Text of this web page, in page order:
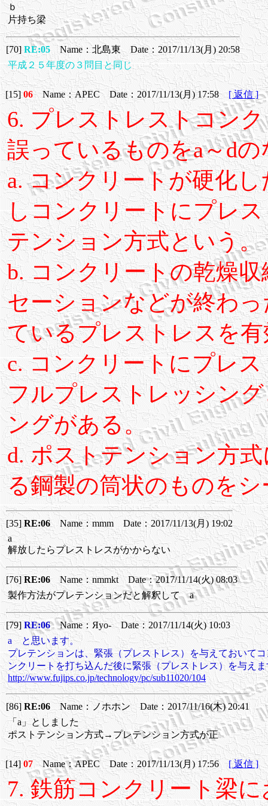
ｂ
片持ち梁
[70]RE:05Name：北島東 Date：2017/11/13(月) 20:58
平成２５年度の３問目と同じ
[15]06Name：APEC Date：2017/11/13(月) 17:58[ 返信 ]
6. プレストレストコン
誤っているものをa～d
a. コンクリートが硬化
しコンクリートにプレ
テンション方式という。
b. コンクリートの乾燥
セーションなどが終わ
ているプレストレスを
c. コンクリートにプレ
フルプレストレッシン
ングがある。
d. ポストテンション方
る鋼製の筒状のものを
[35]RE:06Name：mmm Date：2017/11/13(月) 19:02
a
解放したらプレストレスがかからない
[76]RE:06Name：nmmkt Date：2017/11/14(火) 08:03
製作方法がプレテンションだと解釈して a
[79] RE:06Name：Яyo- Date：2017/11/14(火) 10:03
a と思います。
プレテンションは、緊張（プレストレス）を与えておいて
ンクリートを打ち込んだ後に緊張（プレストレス）を与え
http://www.fujips.co.jp/technology/pc/sub11020/104
[86] RE:06 Name：ノホホン Date：2017/11/16(木) 20:41
「a」としました
ポストテンション方式→プレテンション方式が正
[14]07 Name：APEC Date：2017/11/13(月) 17:56[ 返信 ]
7. 鉄筋コンクリート梁